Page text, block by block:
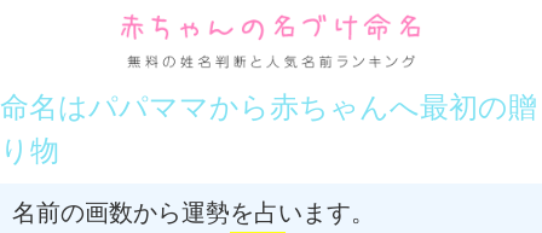
命名はパパママから赤ちゃんへ最初の贈
り物
名前の画数から運勢を占います。